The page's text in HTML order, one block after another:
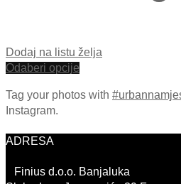
Dodaj na listu želja
Odaberi opcije
Tag your photos with
Instagram.
ADRESA
Finius d.o.o. Banjaluka